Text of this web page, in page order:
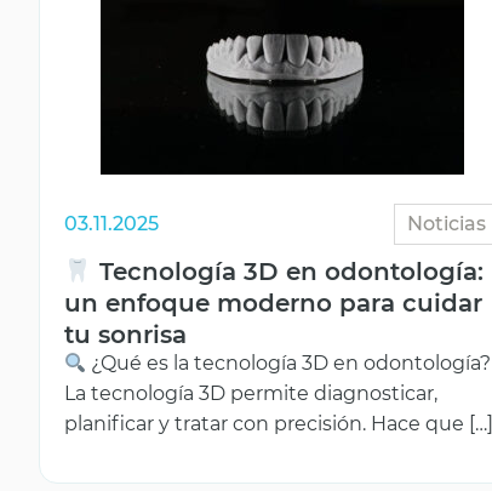
03.11.2025 Noticias
Tecnología 3D en odontología:
un enfoque moderno para cuidar
tu sonrisa
¿Qué es la tecnología 3D en odontología?
La tecnología 3D permite diagnosticar,
planificar y tratar con precisión. Hace que […]